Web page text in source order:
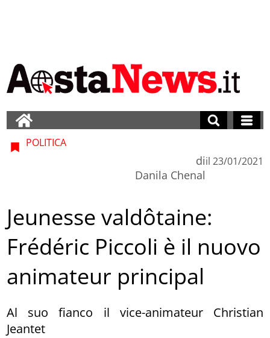
POLITICA
di
Danila Chenal
il 23/01/2021
Jeunesse valdôtaine:
Frédéric Piccoli è il nuovo
animateur principal
Al suo fianco il vice-animateur Christian
Jeantet